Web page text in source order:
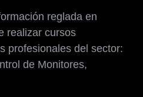
reglada en
realizar cursos
profesionales del sector:
de Monitores,